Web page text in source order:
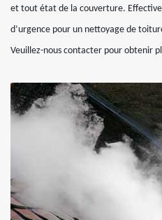
et tout état de la couverture.
d’urgence pour un nettoyage de
Veuillez-nous contacter pour obtenir